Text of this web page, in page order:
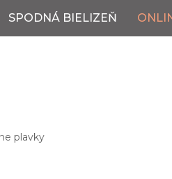
SPODNÁ BIELIZEŇ
plavky